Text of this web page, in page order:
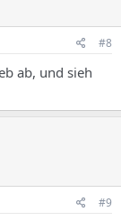
#8
ab, und sieh
#9